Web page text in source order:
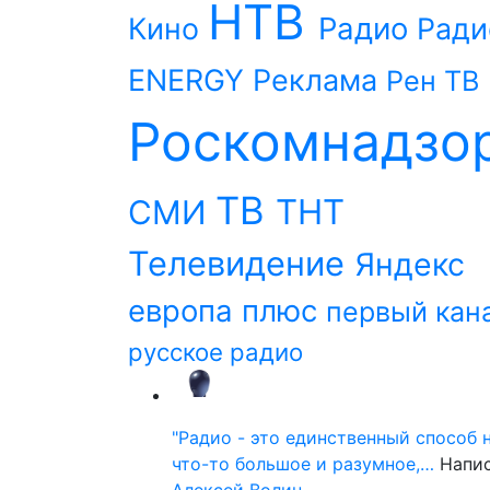
Кино НТВ Радио
ENERGY Реклама Рен ТВ
СМИ ТВ ТНТ
Телевидение Яндекс
европа плюс первый
русское радио
"Радио - это единственный способ
что-то большое и разумное,…